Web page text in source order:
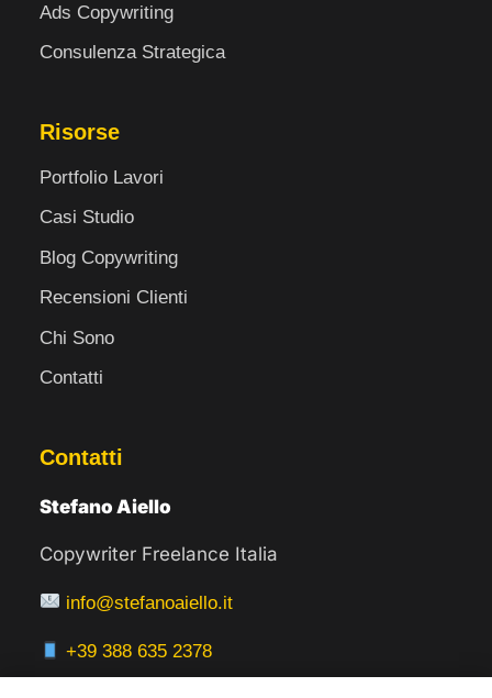
Ads Copywriting
Consulenza Strategica
Risorse
Portfolio Lavori
Casi Studio
Blog Copywriting
Recensioni Clienti
Chi Sono
Contatti
Contatti
Stefano Aiello
Copywriter Freelance Italia
info@stefanoaiello.it
+39 388 635 2378